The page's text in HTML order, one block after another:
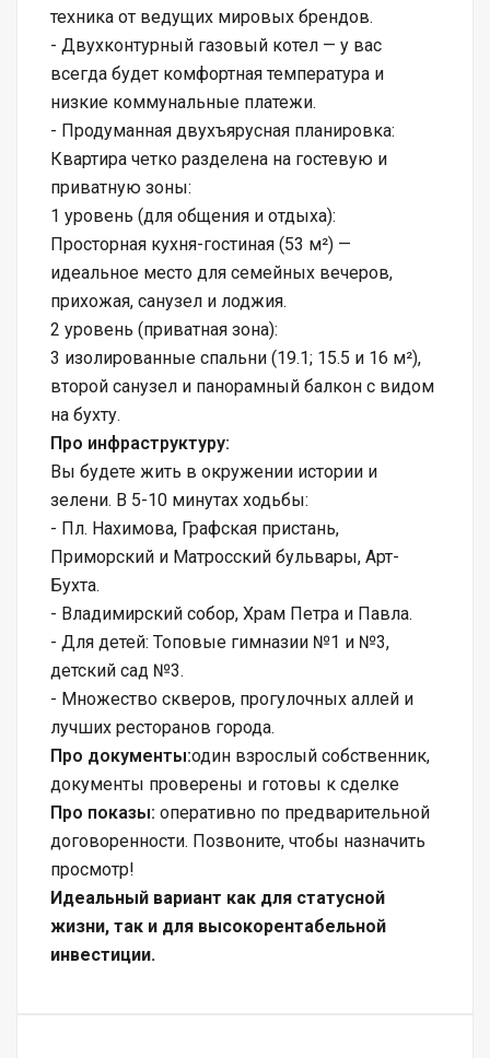
техника от ведущих мировых брендов.
- Двухконтурный газовый котел — у вас
всегда будет комфортная температура и
низкие коммунальные платежи.
- Продуманная двухъярусная планировка:
Квартира четко разделена на гостевую и
приватную зоны:
1 уровень (для общения и отдыха):
Просторная кухня-гостиная (53 м²) —
идеальное место для семейных вечеров,
прихожая, санузел и лоджия.
2 уровень (приватная зона):
3 изолированные спальни (19.1; 15.5 и 16 м²),
второй санузел и панорамный балкон с видом
на бухту.
Про инфраструктуру:
Вы будете жить в окружении истории и
зелени. В 5-10 минутах ходьбы:
- Пл. Нахимова, Графская пристань,
Приморский и Матросский бульвары, Арт-
Бухта.
- Владимирский собор, Храм Петра и Павла.
- Для детей: Топовые гимназии №1 и №3,
детский сад №3.
- Множество скверов, прогулочных аллей и
лучших ресторанов города.
Про документы:один взрослый собственник,
документы проверены и готовы к сделке
Про показы: оперативно по предварительной
договоренности. Позвоните, чтобы назначить
просмотр!
Идеальный вариант как для статусной
жизни, так и для высокорентабельной
инвестиции.